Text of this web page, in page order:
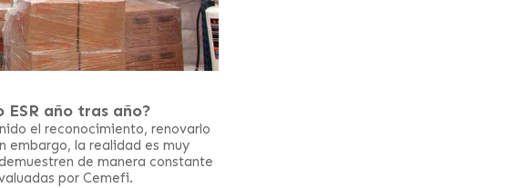
año tras año?
el reconocimiento, renovarlo
embargo, la realidad es muy
de manera constante
por Cemefi.